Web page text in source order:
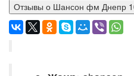
Отзывы о Шансон фм